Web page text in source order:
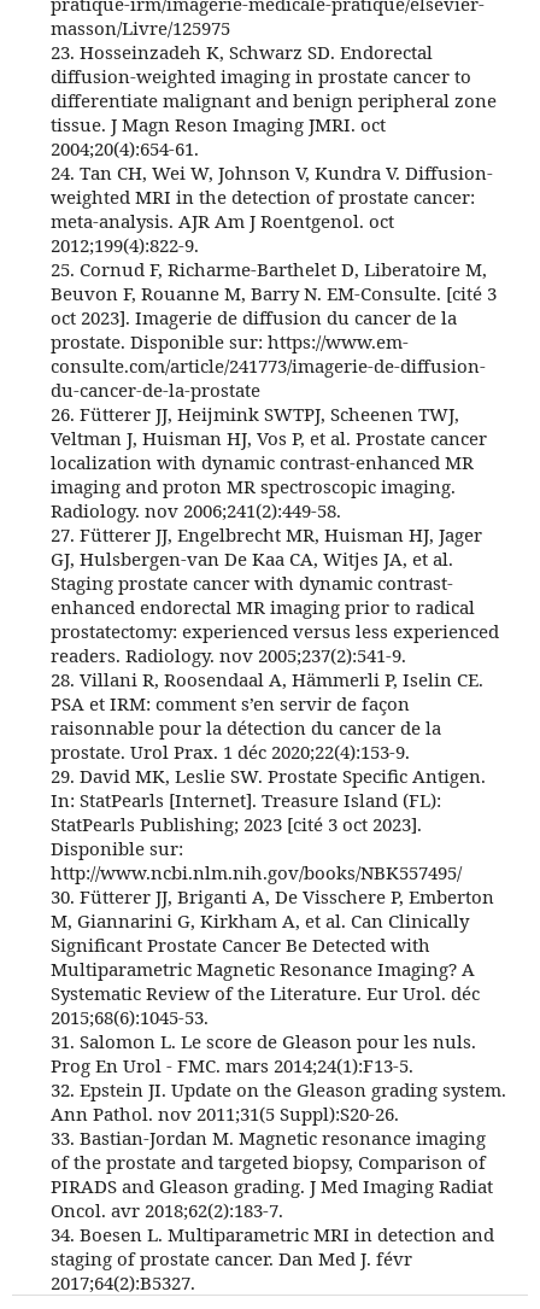
masson/Livre/125975
23. Hosseinzadeh K, Schwarz SD. Endorectal
diffusion-weighted imaging in prostate cancer to
differentiate malignant and benign peripheral zone
tissue. J Magn Reson Imaging JMRI. oct
2004;20(4):654‑61.
24. Tan CH, Wei W, Johnson V, Kundra V. Diffusion-
weighted MRI in the detection of prostate cancer:
meta-analysis. AJR Am J Roentgenol. oct
2012;199(4):822‑9.
25. Cornud F, Richarme-Barthelet D, Liberatoire M,
Beuvon F, Rouanne M, Barry N. EM-Consulte. [cité 3
oct 2023]. Imagerie de diffusion du cancer de la
prostate. Disponible sur: https://www.em-
consulte.com/article/241773/imagerie-de-diffusion-
du-cancer-de-la-prostate
26. Fütterer JJ, Heijmink SWTPJ, Scheenen TWJ,
Veltman J, Huisman HJ, Vos P, et al. Prostate cancer
localization with dynamic contrast-enhanced MR
imaging and proton MR spectroscopic imaging.
Radiology. nov 2006;241(2):449‑58.
27. Fütterer JJ, Engelbrecht MR, Huisman HJ, Jager
GJ, Hulsbergen-van De Kaa CA, Witjes JA, et al.
Staging prostate cancer with dynamic contrast-
enhanced endorectal MR imaging prior to radical
prostatectomy: experienced versus less experienced
readers. Radiology. nov 2005;237(2):541‑9.
28. Villani R, Roosendaal A, Hämmerli P, Iselin CE.
PSA et IRM: comment s’en servir de façon
raisonnable pour la détection du cancer de la
prostate. Urol Prax. 1 déc 2020;22(4):153‑9.
29. David MK, Leslie SW. Prostate Specific Antigen.
In: StatPearls [Internet]. Treasure Island (FL):
StatPearls Publishing; 2023 [cité 3 oct 2023].
Disponible sur:
http://www.ncbi.nlm.nih.gov/books/NBK557495/
30. Fütterer JJ, Briganti A, De Visschere P, Emberton
M, Giannarini G, Kirkham A, et al. Can Clinically
Significant Prostate Cancer Be Detected with
Multiparametric Magnetic Resonance Imaging? A
Systematic Review of the Literature. Eur Urol. déc
2015;68(6):1045‑53.
31. Salomon L. Le score de Gleason pour les nuls.
Prog En Urol - FMC. mars 2014;24(1):F13‑5.
32. Epstein JI. Update on the Gleason grading system.
Ann Pathol. nov 2011;31(5 Suppl):S20-26.
33. Bastian-Jordan M. Magnetic resonance imaging
of the prostate and targeted biopsy, Comparison of
PIRADS and Gleason grading. J Med Imaging Radiat
Oncol. avr 2018;62(2):183‑7.
34. Boesen L. Multiparametric MRI in detection and
staging of prostate cancer. Dan Med J. févr
2017;64(2):B5327.